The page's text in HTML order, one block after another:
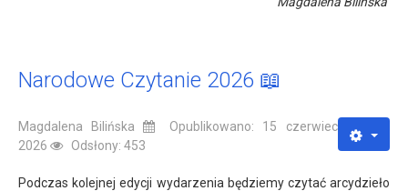
Narodowe Czytanie 2026 📖
Magdalena Bilińska
Opublikowano: 15 czerwiec
2026
Odsłony: 453
Podczas kolejnej edycji wydarzenia będziemy czytać arcydzieło